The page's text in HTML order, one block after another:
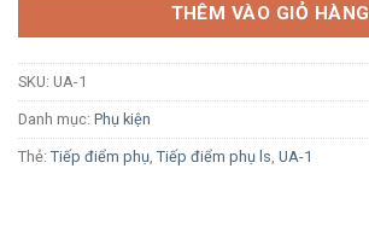
THÊM VÀO GIỎ HÀNG
SKU: UA-1
Danh mục: Phụ kiện
Thẻ: Tiếp điểm phụ Tiếp điểm phụ ls UA-1